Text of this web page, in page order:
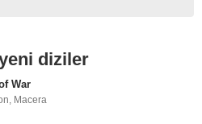
diziler
War
, Macera